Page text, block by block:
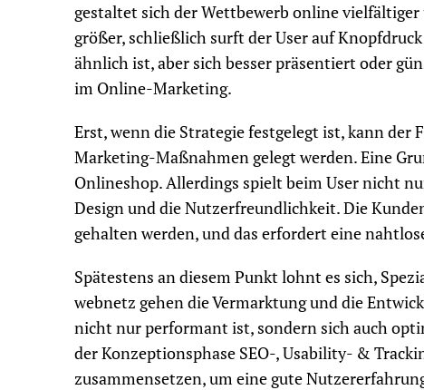
gestaltet sich der Wettbewerb online
größer, schließlich surft der User auf
ähnlich ist, aber sich besser präsentiert oder
im Online-Marketing.
Erst, wenn die Strategie festgelegt ist, kann der
Marketing-Maßnahmen gelegt werden. Eine
Onlineshop. Allerdings spielt beim User nicht
Design und die Nutzerfreundlichkeit. Die
gehalten werden, und das erfordert eine
Spätestens an diesem Punkt lohnt es sich,
webnetz gehen die Vermarktung und die
nicht nur performant ist, sondern sich auch
der Konzeptionsphase SEO-, Usability- &
zusammensetzen, um eine gute